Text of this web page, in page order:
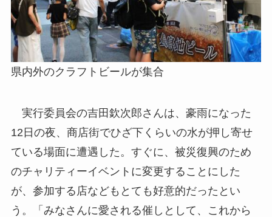
県内外のクラフトビールが集合
実行委員会の吉田欽次郎さんは、豪雨になった
12日の夜、商店街でひざ下くらいの水が押し寄せ
ている場面に遭遇した。すぐに、被災復興のため
のチャリティーイベントに変更することにした
が、参加する店などもとても好意的だったとい
う。「みなさんに愛される催しとして、これから